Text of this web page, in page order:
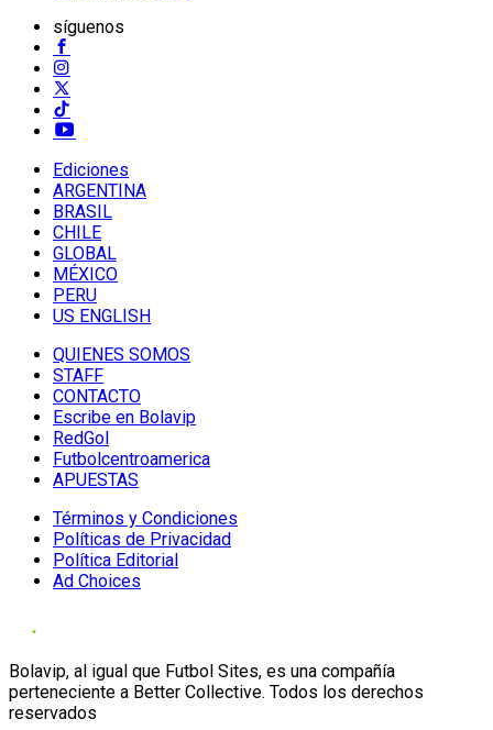
síguenos
Ediciones
ARGENTINA
BRASIL
CHILE
GLOBAL
MÉXICO
PERU
US ENGLISH
QUIENES SOMOS
STAFF
CONTACTO
Escribe en Bolavip
RedGol
Futbolcentroamerica
APUESTAS
Términos y Condiciones
Políticas de Privacidad
Política Editorial
Ad Choices
Bolavip, al igual que Futbol Sites, es una compañía
perteneciente a Better Collective. Todos los derechos
reservados